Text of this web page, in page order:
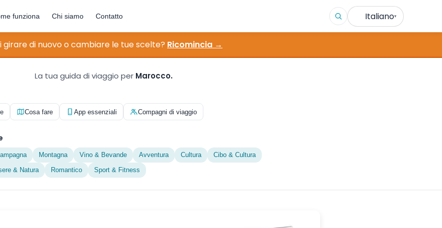
funziona Chi siamo Contatto Italiano▾
girare di nuovo o cambiare le tue scelte? Ricomincia →
La tua guida di viaggio per Marocco.
Cosa fare App essenziali Compagni di viaggio
Montagna Vino & Bevande Avventura Cultura
Cibo & Cultura
& Natura Romantico Sport & Fitness